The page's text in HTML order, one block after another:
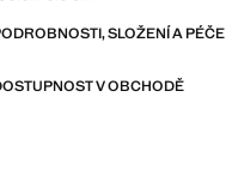
SLOŽENÍ A PÉČE
V OBCHODĚ